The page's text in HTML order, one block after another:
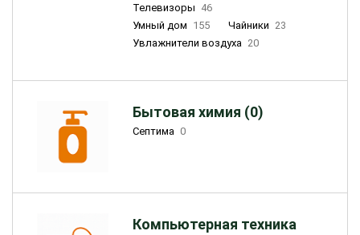
Телевизоры 46
Умный дом 155 Чайники 23
Увлажнители воздуха 20
Бытовая химия (0)
Септима 0
Компьютерная техника